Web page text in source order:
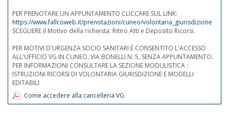
PER PRENOTARE UN APPUNTAMENTO CLICCARE SUL LINK:
https://www.fallcoweb.it/prenotazioni/cuneo/volontaria_giurisdizione
SCEGLIERE il Motivo della richiesta: Ritiro Atti e Deposito Ricorsi.
PER MOTIVI D'URGENZA SOCIO SANITARI È CONSENTITO L'ACCESSO
ALL'UFFICIO VG IN CUNEO, VIA BONELLI N. 5, SENZA APPUNTAMENTO.
PER INFORMAZIONI CONSULTARE LA SEZIONE MODULISTICA :
ISTRUZIONI RICORSI DI VOLONTARIA GIURISDIZIONE E MODELLI
EDITABILI
Come accedere alla cancelleria VG